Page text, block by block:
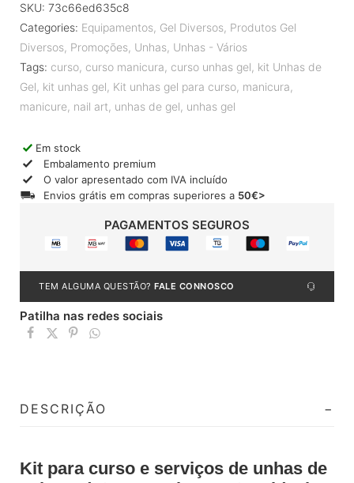
SKU: 73c66ed635c8
Categories: Equipamentos, Gel Diversos, Produtos Gel
Diversos, Promoções, Unhas, Unhas - Vários
Tags: curso, curso manicura, curso unhas gel, kit Unhas de
Gel, kit unhas gel, Kit unhas gel para curso, manicura,
manicure, nail art, unhas de gel, unhas gel
Em stock
Embalamento premium
O valor apresentado com IVA incluído
Envios grátis em compras superiores a 50€>
PAGAMENTOS SEGUROS
TEM ALGUMA QUESTÃO? FALE CONNOSCO
Patilha nas redes sociais
DESCRIÇÃO
Kit para curso e serviços de unhas de